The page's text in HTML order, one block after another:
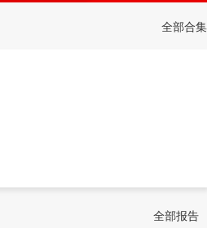
全部合集
全部报告